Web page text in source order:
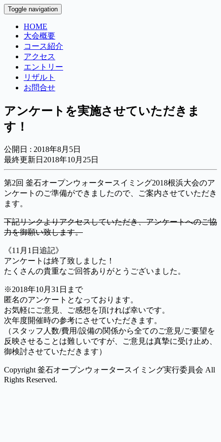
Toggle navigation
HOME
大会概要
コース紹介
アクセス
エントリー
リザルト
お問合せ
アンケートを実施させていただきま
す！
公開日 : 2018年8月5日
最終更新日2018年10月25日
第2回 釜石オープンウォータースイミング2018根浜大会のア
ンケートのご準備ができましたので、ご案内させていただき
ます。
下記リンクよりアクセスしていただき、アンケートへのご協
力を御願い致します。
《11月1日追記》
アンケートは終了致しました！
たくさんの貴重なご回答ありがとうございました。
※2018年10月31日まで
匿名のアンケートとなっております。
お気軽にご意見、ご感想を頂ければ幸いです。
次年度開催時の参考にさせていただきます。
（スタッフ人数/費用/設備の関係から全てのご意見/ご要望を
反映させることは難しいですが、ご意見は真摯に受け止め、
御検討させていただきます）
Copyright 釜石オープンウォータースイミング実行委員会 All
Rights Reserved.